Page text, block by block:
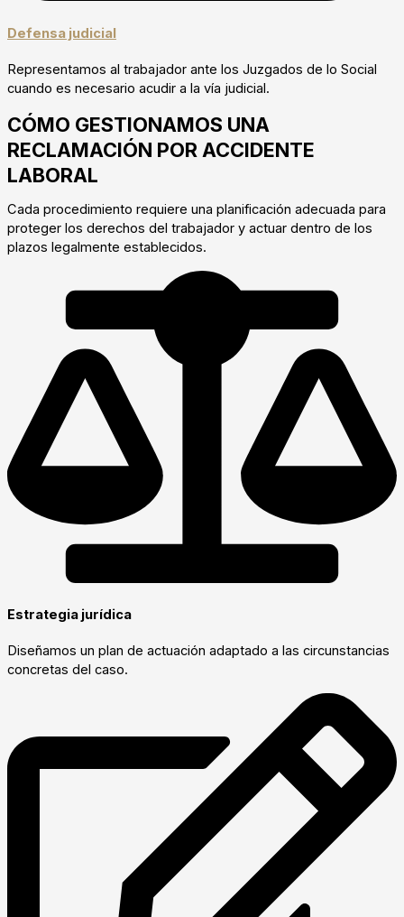
Defensa judicial
Representamos al trabajador ante los Juzgados de lo Social
cuando es necesario acudir a la vía judicial.
CÓMO GESTIONAMOS UNA
RECLAMACIÓN POR ACCIDENTE
LABORAL
Cada procedimiento requiere una planificación adecuada para
proteger los derechos del trabajador y actuar dentro de los
plazos legalmente establecidos.
Estrategia jurídica
Diseñamos un plan de actuación adaptado a las circunstancias
concretas del caso.